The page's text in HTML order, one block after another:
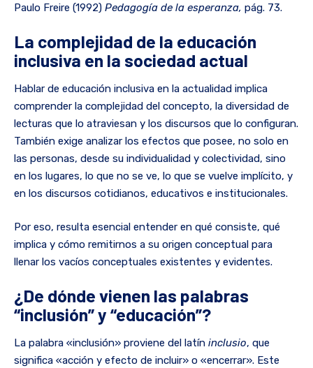
Paulo Freire (1992) Pedagogía de la esperanza, pág. 73.
La complejidad de la educación
inclusiva en la sociedad actual
Hablar de educación inclusiva en la actualidad implica
comprender la complejidad del concepto, la diversidad de
lecturas que lo atraviesan y los discursos que lo configuran.
También exige analizar los efectos que posee, no solo en
las personas, desde su individualidad y colectividad, sino
en los lugares, lo que no se ve, lo que se vuelve implícito, y
en los discursos cotidianos, educativos e institucionales.
Por eso, resulta esencial entender en qué consiste, qué
implica y cómo remitirnos a su origen conceptual para
llenar los vacíos conceptuales existentes y evidentes.
¿De dónde vienen las palabras
“inclusión” y “educación”?
La palabra «inclusión» proviene del latín inclusio, que
significa «acción y efecto de incluir» o «encerrar». Este